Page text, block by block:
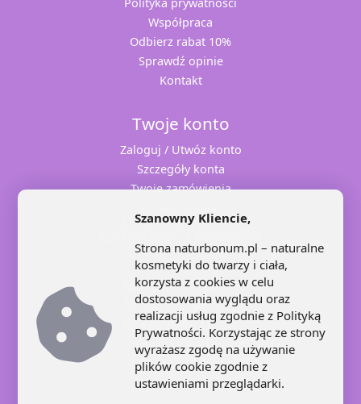
Polityka prywatności
Współpraca
Odbierz rabat 10%
Sprawdź opinie
Kontakt
Twoje konto
Zaloguj / Utwóz konto
Szczegóły konta
Twoje zamówienia
+48 71 707 22 25
+48 602 445 639
+48 664 871 959
kontakt@naturbonum.pl
8:00 – 17:30
Szanowny Kliencie,
Strona naturbonum.pl – naturalne
kosmetyki do twarzy i ciała,
korzysta z cookies w celu
dostosowania wyglądu oraz
realizacji usług zgodnie z Polityką
Prywatności. Korzystając ze strony
wyrażasz zgodę na używanie
plików cookie zgodnie z
ustawieniami przeglądarki.